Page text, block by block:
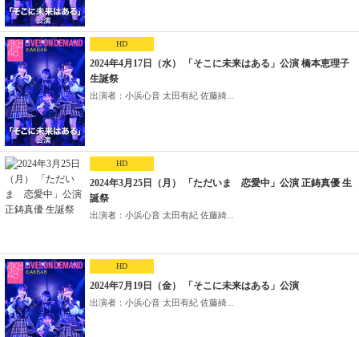
HD
2024年4月17日（水） 「そこに未来はある」公演 橋本恵理子
生誕祭
出演者：小浜心音 太田有紀 佐藤綺...
HD
2024年3月25日（月） 「ただいま 恋愛中」公演 正鋳真優 生
誕祭
出演者：小浜心音 太田有紀 佐藤綺...
HD
2024年7月19日（金） 「そこに未来はある」公演
出演者：小浜心音 太田有紀 佐藤綺...